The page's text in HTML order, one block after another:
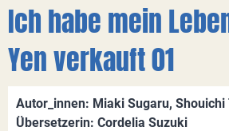
Ich habe mein
Yen verkauft 01
Autor_innen: Miaki Sugaru, Shouichi
Übersetzerin: Cordelia Suzuki